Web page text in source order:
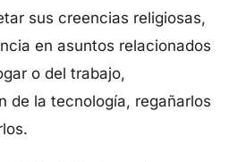
sus creencias religiosas,
en asuntos relacionados
o del trabajo,
de la tecnología, regañarlos